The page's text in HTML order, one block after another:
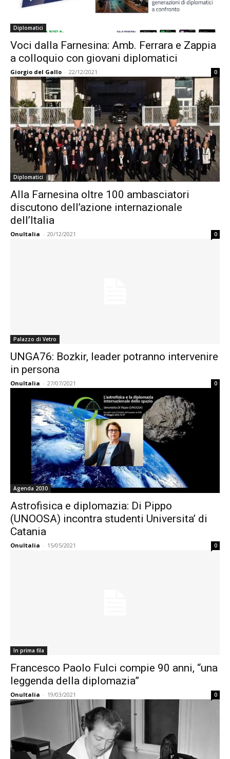
Diplomatici
Voci dalla Farnesina: Amb. Ferrara e Zappia
a colloquio con giovani diplomatici
Giorgio del Gallo - 22/12/2021 0
Diplomatici
Alla Farnesina oltre 100 ambasciatori
discutono dell’azione internazionale
dell’Italia
OnuItalia - 20/12/2021 0
Palazzo di Vetro
UNGA76: Bozkir, leader potranno intervenire
in persona
OnuItalia - 27/07/2021 0
Agenda 2030
Astrofisica e diplomazia: Di Pippo
(UNOOSA) incontra studenti Universita’ di
Catania
OnuItalia - 15/05/2021 0
In prima fila
Francesco Paolo Fulci compie 90 anni, “una
leggenda della diplomazia”
OnuItalia - 19/03/2021 0